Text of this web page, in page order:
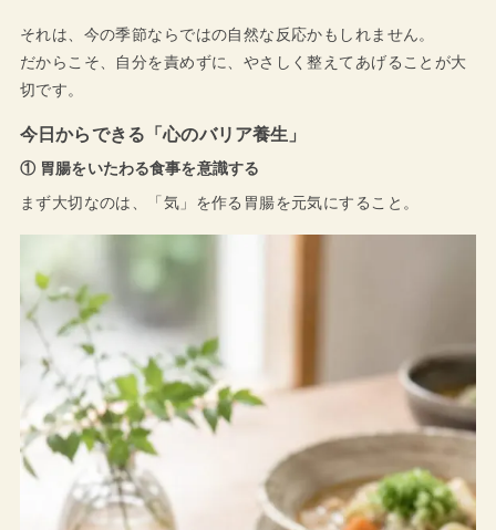
それは、今の季節ならではの自然な反応かもしれません。
だからこそ、自分を責めずに、やさしく整えてあげることが大
切です。
今日からできる「心のバリア養生」
① 胃腸をいたわる食事を意識する
まず大切なのは、「気」を作る胃腸を元気にすること。